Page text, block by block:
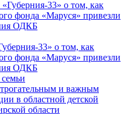
33» о том, как
фонда «Маруся» привезли
ОДКБ